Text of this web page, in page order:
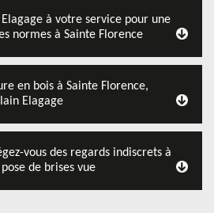
Elagage à votre service pour une
normes à Sainte Florence
en bois à Sainte Florence,
Elagage
vous des regards indiscrets à
de brises vue